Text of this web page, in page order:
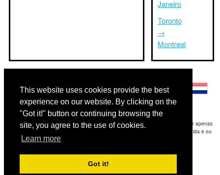
This website uses cookies provide the best
experience on our website. By clicking on the
"Got it!" button or continuing browsing the
site, you agree to the use of cookies.
Learn more
Got it!
Janeiro
Toronto
→
Montreal
Disclaimer: As informações apresentadas neste site é a nossa melhor estimativa e apenas
para sua referência.Triptimeto.com não se responsabiliza por qualquer atraso de ida e ou
consequentes danos / resultou das informações fornecidas.
Copyright 2015-2026
Contact Usfor feedback.